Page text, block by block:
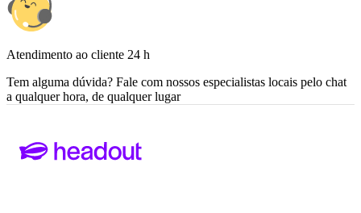
Atendimento ao cliente 24 h
Tem alguma dúvida? Fale com nossos especialistas locais pelo chat
a qualquer hora, de qualquer lugar